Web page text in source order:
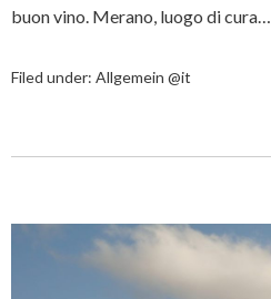
buon vino. Merano, luogo di cura…
Filed under: Allgemein @it